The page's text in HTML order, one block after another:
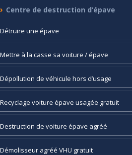
Centre de destruction d’épave
Détruire une épave
Mettre à la casse sa voiture / épave
Dépollution de véhicule hors d’usage
Recyclage voiture épave usagée gratuit
Destruction de voiture épave agréé
Démolisseur agréé VHU gratuit